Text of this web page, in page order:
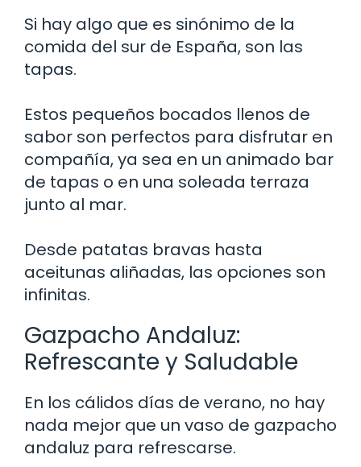
Si hay algo que es sinónimo de la
comida del sur de España, son las
tapas.
Estos pequeños bocados llenos de
sabor son perfectos para disfrutar en
compañía, ya sea en un animado bar
de tapas o en una soleada terraza
junto al mar.
Desde patatas bravas hasta
aceitunas aliñadas, las opciones son
infinitas.
Gazpacho Andaluz:
Refrescante y Saludable
En los cálidos días de verano, no hay
nada mejor que un vaso de gazpacho
andaluz para refrescarse.